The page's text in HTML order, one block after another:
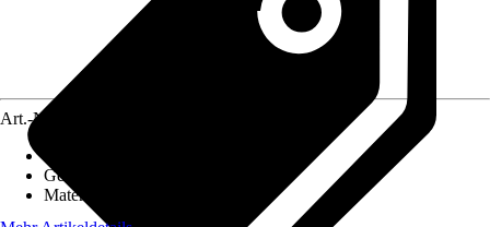
Art.-Nr.
Geeignet für
Material